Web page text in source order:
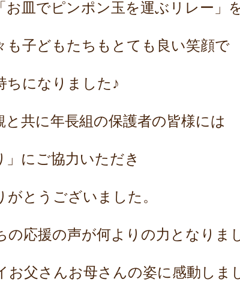
お皿でピンポン玉を運ぶリレー」
も子どもたちもとても良い笑顔で
ちになりました♪
共に年長組の保護者の皆様には
」にご協力いただき
がとうございました。
の応援の声が何よりの力となりま
お父さんお母さんの姿に感動しま